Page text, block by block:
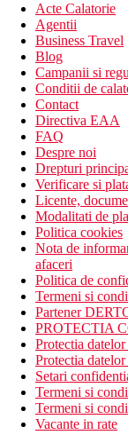
Acte Calatorie
Agentii
Business Travel
Blog
Campanii si
Conditii de
Contact
Directiva EAA
FAQ
Despre noi
Drepturi
Verificare si
Licente,
Modalitati de
Politica cookies
Nota de
afaceri
Politica de
Termeni si
Partener
PROTECTIA
Protectia
Protectia
Setari
Termeni si
Termeni si
Vacante in rate